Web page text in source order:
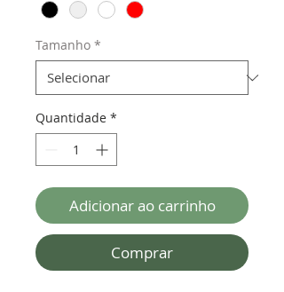
Tamanho *
Quantidade *
Adicionar ao carrinho
Comprar